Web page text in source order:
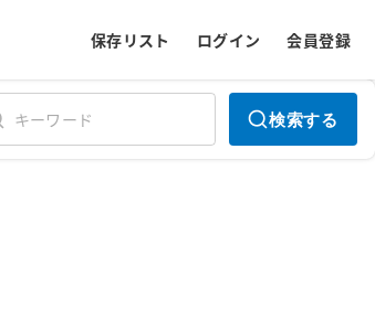
保存リスト ログイン 会員登録
検索する